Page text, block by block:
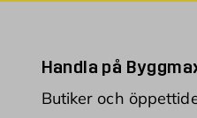
Handla på
Butiker och